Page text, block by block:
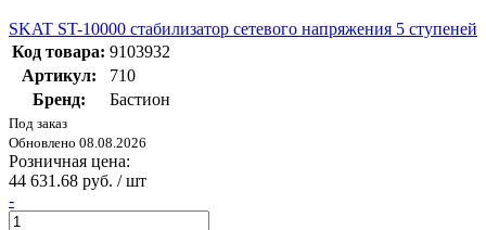
SKAT ST-10000 стабилизатор сетевого напряжения 5 ступеней
Код товара: 9103932
Артикул:
710
Бренд:
Бастион
Под заказ
Обновлено 08.08.2026
Розничная цена:
44 631.68 руб. / шт
-